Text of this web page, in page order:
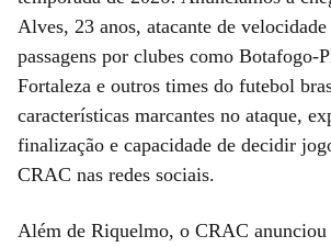
Alves, 23 anos, atacante de
passagens por clubes como Botafogo-
Fortaleza e outros times do futebol
características marcantes no ataque,
finalização e capacidade de decidir
CRAC nas redes sociais.
Além de Riquelmo, o CRAC anunciou